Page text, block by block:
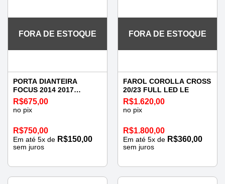
FORA DE ESTOQUE
PORTA DIANTEIRA
FOCUS 2014 2017
ESQUERDA
R$675,00
no pix
R$750,00
Em até 5x de R$150,00
sem juros
FORA DE ESTOQUE
FAROL COROLLA CROSS
20/23 FULL LED LE
R$1.620,00
no pix
R$1.800,00
Em até 5x de R$360,00
sem juros